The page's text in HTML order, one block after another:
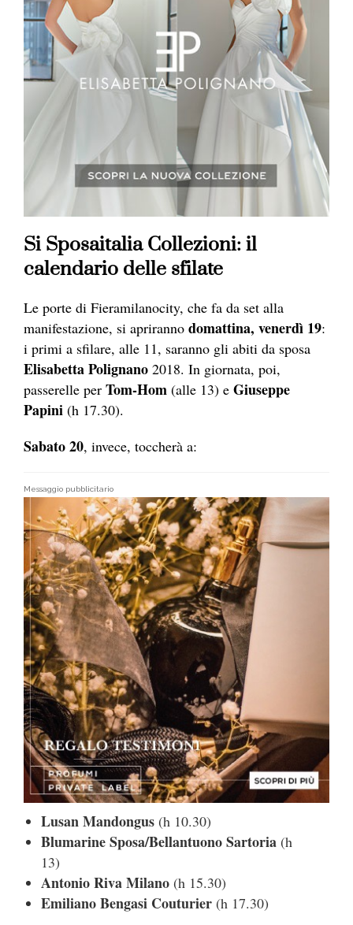
Si Sposaitalia Collezioni: il
calendario delle sfilate
Le porte di Fieramilanocity, che fa da set alla
manifestazione, si apriranno domattina, venerdì 19:
i primi a sfilare, alle 11, saranno gli abiti da sposa
Elisabetta Polignano 2018. In giornata, poi,
passerelle per Tom-Hom (alle 13) e Giuseppe
Papini (h 17.30).
Sabato 20, invece, toccherà a:
Messaggio pubblicitario
Lusan Mandongus(h 10.30)
Blumarine Sposa/Bellantuono Sartoria(h
13)
Antonio Riva Milano(h 15.30)
Emiliano Bengasi Couturier(h 17.30)